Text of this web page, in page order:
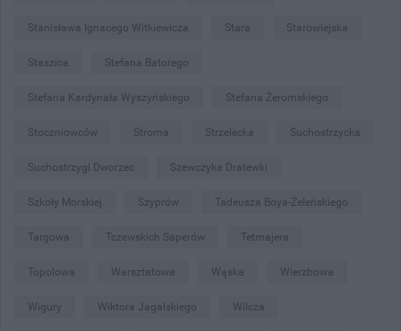
Stanisława Ignacego Witkiewicza Stara Starowiejska
Staszica Stefana Batorego
Stefana Kardynała Wyszyńskiego Stefana Żeromskiego
Stoczniowców Stroma Strzelecka Suchostrzycka
Suchostrzygi Dworzec Szewczyka Dratewki
Szkoły Morskiej Szyprów Tadeusza Boya-Żeleńskiego
Targowa Tczewskich Saperów Tetmajera
Topolowa Warsztatowa Wąska Wierzbowa
Wigury Wiktora Jagalskiego Wilcza